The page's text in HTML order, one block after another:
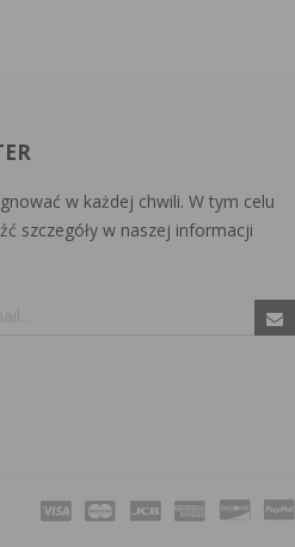
w każdej chwili. W tym celu
szczegóły w naszej informacji